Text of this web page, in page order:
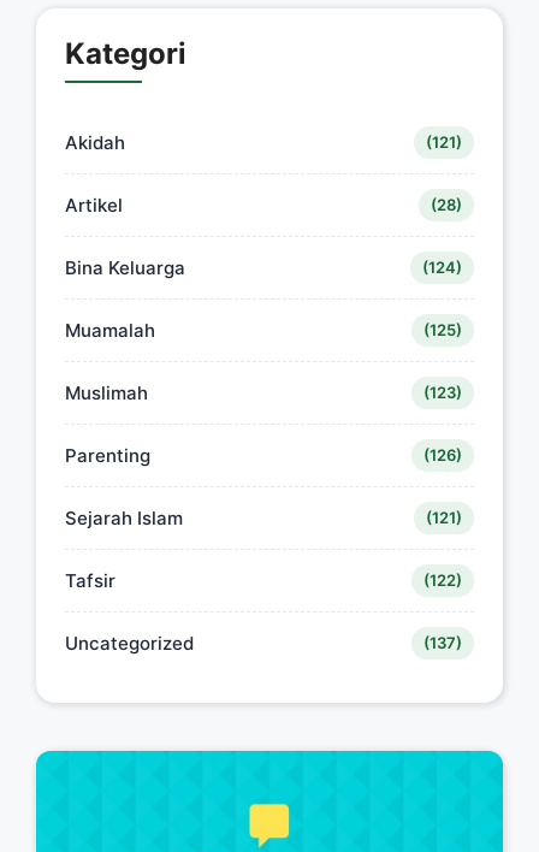
Kategori
Akidah (121)
Artikel (28)
Bina Keluarga (124)
Muamalah (125)
Muslimah (123)
Parenting (126)
Sejarah Islam (121)
Tafsir (122)
Uncategorized (137)